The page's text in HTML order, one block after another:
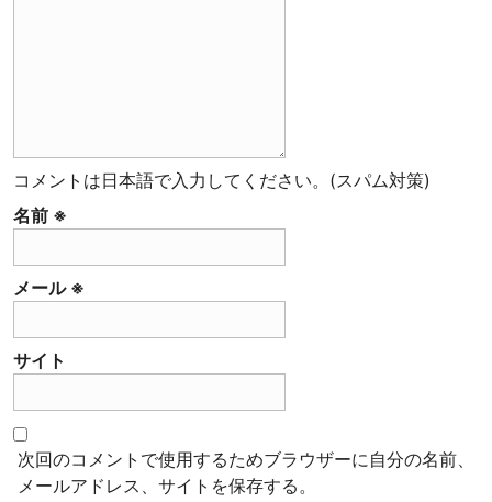
ャ
ル
テ
ィ
コ
ー
ー
豆
門
店
コメントは日本語で入力してください。(スパム対策)
名前 ※
メール ※
サイト
次回のコメントで使用するためブラウザーに自分の名前、
メールアドレス、サイトを保存する。